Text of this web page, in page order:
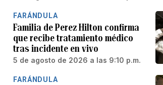
FARÁNDULA
Familia de Perez Hilton confirma
que recibe tratamiento médico
tras incidente en vivo
5 de agosto de 2026 a las 9:10 p.m.
FARÁNDULA